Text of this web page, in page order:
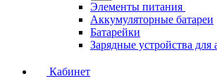
Элементы питания
Аккумуляторные батареи
Батарейки
Зарядные устройства для
Кабинет